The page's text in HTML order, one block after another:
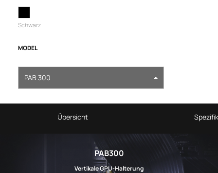
Schwarz
MODEL
PAB 300
Übersicht
PAB300
Vertikale GPU-Halterung